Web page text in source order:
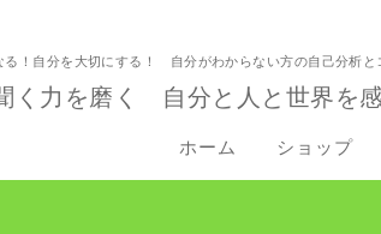
！自分を大切にする！ 自分がわからない方の自己分析
く力を磨く 自分と人と世界を
ホーム ショップ